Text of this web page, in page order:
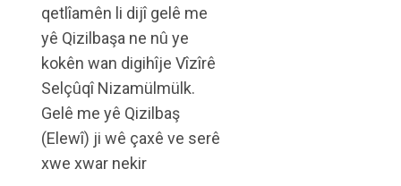
qetlîamên li dijî gelê me
yê Qizilbaşa ne nû ye
kokên wan digihîje Vîzîrê
Selçûqî Nizamülmülk.
Gelê me yê Qizilbaş
(Elewî) ji wê çaxê ve serê
xwe xwar nekir